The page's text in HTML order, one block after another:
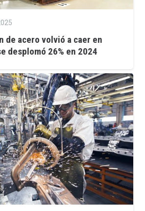
de acero volvió a caer en
desplomó 26% en 2024